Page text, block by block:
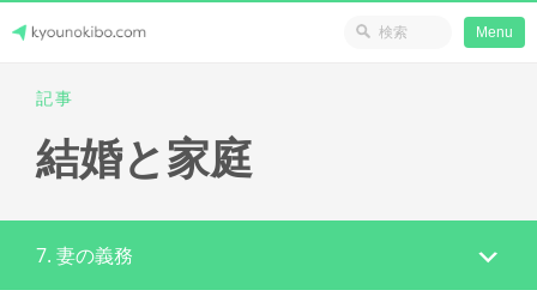
content
Japanese Journey Online
Menu
記事
結婚と家庭
7. 妻の義務